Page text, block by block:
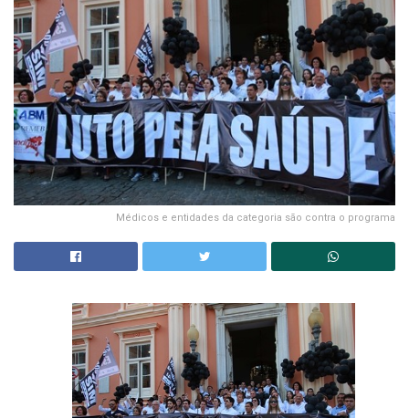
Médicos e entidades da categoria são contra o programa